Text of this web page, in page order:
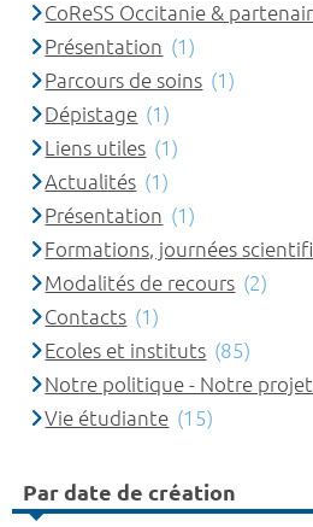
CoReSS Occitanie &
Présentation (1)
Parcours de soins (1)
Dépistage (1)
Liens utiles (1)
Actualités (1)
Présentation (1)
Formations, journées
Modalités de recours (2)
Contacts (1)
Ecoles et instituts (85)
Notre politique - Notre
Vie étudiante (15)
Par date de création